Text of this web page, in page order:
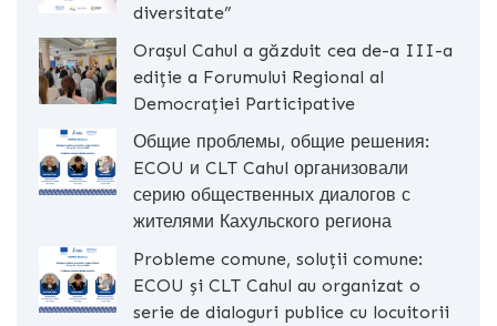
diversitate”
Orașul Cahul a găzduit cea de-a III-a
ediție a Forumului Regional al
Democrației Participative
Общие проблемы, общие решения:
ECOU и CLT Cahul организовали
серию общественных диалогов с
жителями Кахульского региона
Probleme comune, soluții comune:
ECOU și CLT Cahul au organizat o
serie de dialoguri publice cu locuitorii